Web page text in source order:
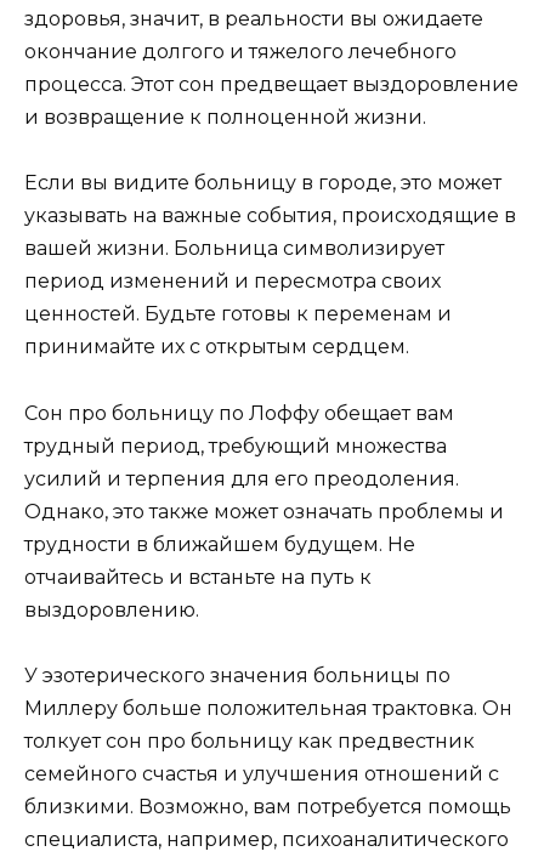
здоровья, значит, в реальности вы ожидаете
окончание долгого и тяжелого лечебного
процесса. Этот сон предвещает выздоровление
и возвращение к полноценной жизни.
Если вы видите больницу в городе, это может
указывать на важные события, происходящие в
вашей жизни. Больница символизирует
период изменений и пересмотра своих
ценностей. Будьте готовы к переменам и
принимайте их с открытым сердцем.
Сон про больницу по Лоффу обещает вам
трудный период, требующий множества
усилий и терпения для его преодоления.
Однако, это также может означать проблемы и
трудности в ближайшем будущем. Не
отчаивайтесь и встаньте на путь к
выздоровлению.
У эзотерического значения больницы по
Миллеру больше положительная трактовка. Он
толкует сон про больницу как предвестник
семейного счастья и улучшения отношений с
близкими. Возможно, вам потребуется помощь
специалиста, например, психоаналитического